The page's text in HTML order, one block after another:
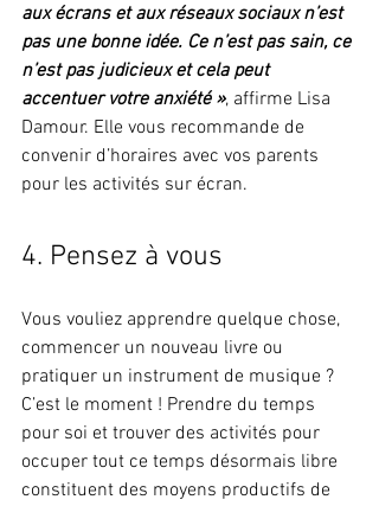
aux écrans et aux réseaux sociaux n’est
pas une bonne idée. Ce n’est pas sain, ce
n’est pas judicieux et cela peut
accentuer votre anxiété », affirme Lisa
Damour. Elle vous recommande de
convenir d’horaires avec vos parents
pour les activités sur écran.
4. Pensez à vous
Vous vouliez apprendre quelque chose,
commencer un nouveau livre ou
pratiquer un instrument de musique ?
C’est le moment ! Prendre du temps
pour soi et trouver des activités pour
occuper tout ce temps désormais libre
constituent des moyens productifs de